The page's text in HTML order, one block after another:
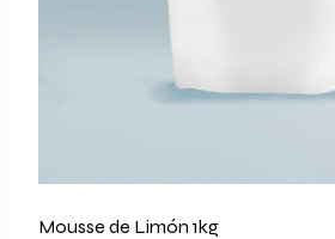
Mousse de Limón 1kg